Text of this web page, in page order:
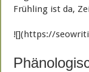
Frühling ist da,
![](https://